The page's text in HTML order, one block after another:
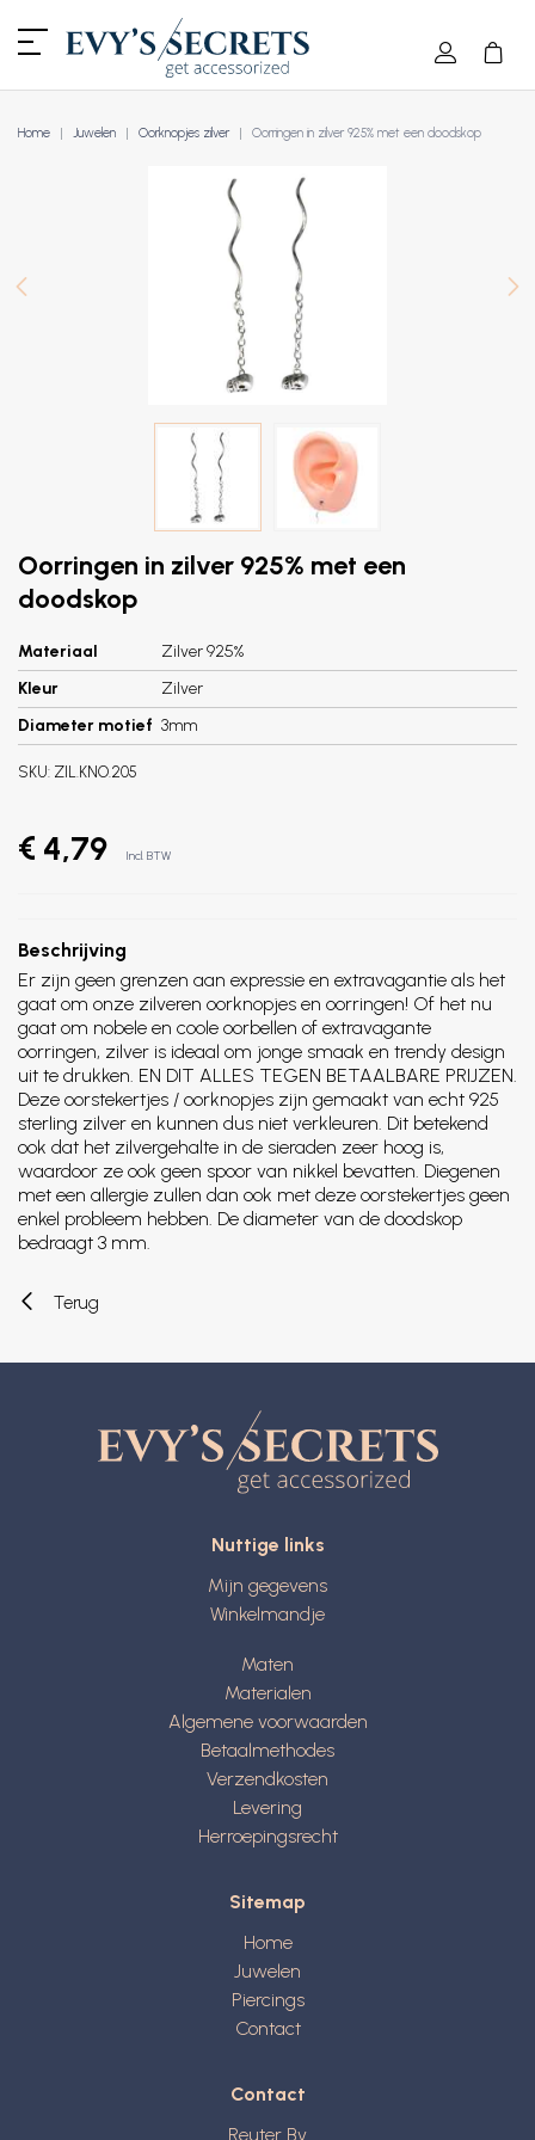
Home Juwelen Oorknopjes zilver Oorringen in zilver 925% met een doodskop
Oorringen in zilver 925% met een
doodskop
Materiaal
Zilver 925%
Kleur
Zilver
Diameter motief 3mm
SKU: ZIL.KNO.205
€ 4,79 Incl. BTW
Beschrijving
Er zijn geen grenzen aan expressie en extravagantie als het
gaat om onze zilveren oorknopjes en oorringen! Of het nu
gaat om nobele en coole oorbellen of extravagante
oorringen, zilver is ideaal om jonge smaak en trendy design
uit te drukken. EN DIT ALLES TEGEN BETAALBARE PRIJZEN.
Deze oorstekertjes / oorknopjes zijn gemaakt van echt 925
sterling zilver en kunnen dus niet verkleuren. Dit betekend
ook dat het zilvergehalte in de sieraden zeer hoog is,
waardoor ze ook geen spoor van nikkel bevatten. Diegenen
met een allergie zullen dan ook met deze oorstekertjes geen
enkel probleem hebben. De diameter van de doodskop
bedraagt 3 mm.
Terug
Nuttige links
Mijn gegevens
Winkelmandje
Maten
Materialen
Algemene voorwaarden
Betaalmethodes
Verzendkosten
Levering
Herroepingsrecht
Sitemap
Home
Juwelen
Piercings
Contact
Contact
Reuter Bv